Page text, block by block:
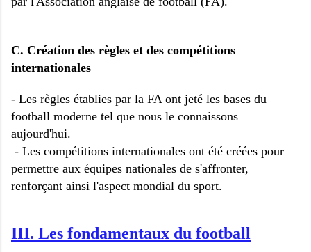
C. Création des règles et des compétitions
internationales
- Les règles établies par la FA ont jeté les bases du
football moderne tel que nous le connaissons
aujourd'hui.
- Les compétitions internationales ont été créées pour
permettre aux équipes nationales de s'affronter,
renforçant ainsi l'aspect mondial du sport.
III. Les fondamentaux du football